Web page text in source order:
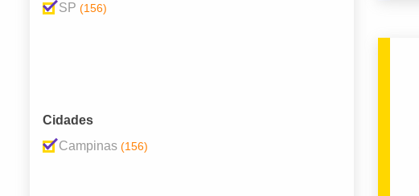
SP (156)
Cidades
Campinas (156)